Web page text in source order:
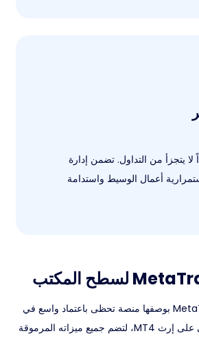
يتجزأ من التداول. تضمن إدارة
أعمال الوسيط واستدامة
تتميز MetaTrader 5 (MT5) بوصفها منصة تحظى باعتماد واسع في
القطاع المالي. فهي تُبنى على إرث MT4، لتضم جميع ميزاته المرموقة